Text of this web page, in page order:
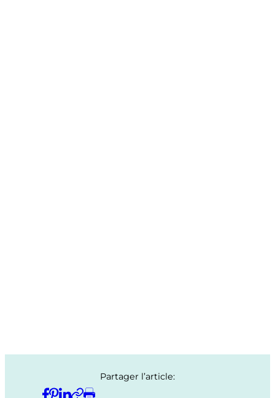
Partager l’article: